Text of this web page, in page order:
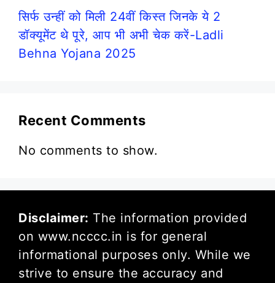
सिर्फ उन्हीं को मिली 24वीं किस्त जिनके ये 2
डॉक्यूमेंट थे पूरे, आप भी अभी चेक करें-Ladli
Behna Yojana 2025
Recent Comments
No comments to show.
Disclaimer: The information provided
on www.ncccc.in is for general
informational purposes only. While we
strive to ensure the accuracy and